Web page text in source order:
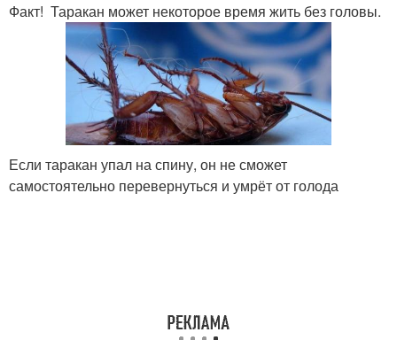
Факт! Таракан может некоторое время жить без головы.
Если таракан упал на спину, он не сможет
самостоятельно перевернуться и умрёт от голода